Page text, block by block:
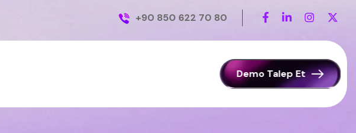
+90 850 622 70 80
Demo Talep Et